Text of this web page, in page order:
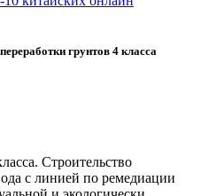
грунтов 4 класса
Строительство
с линией по ремедиации